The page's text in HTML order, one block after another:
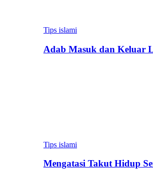
Tips islami
Adab Masuk dan Keluar
Tips islami
Mengatasi Takut Hidup